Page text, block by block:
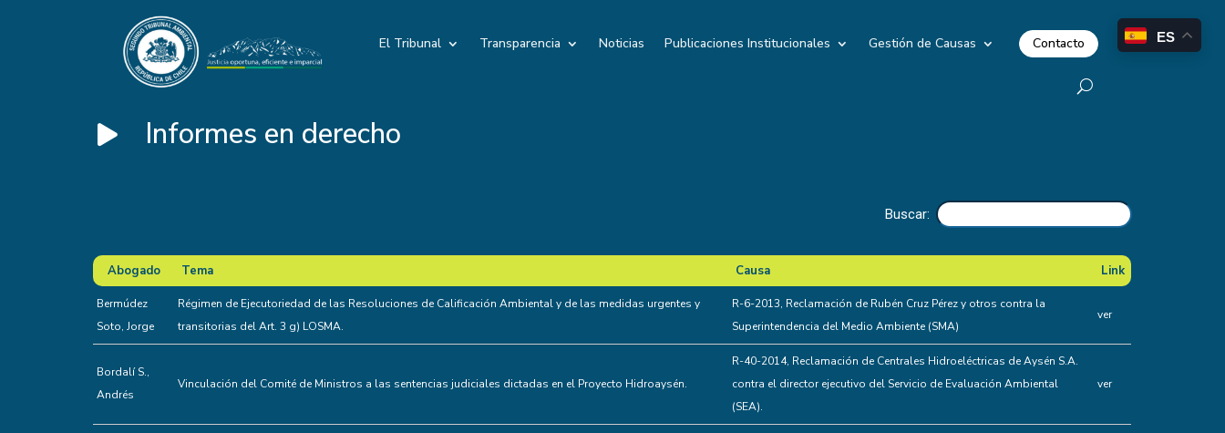
El Tribunal Transparencia Noticias Publicaciones Institucionales Gestión de Causas Contacto
Informes en derecho
Buscar:
Abogado Tema Causa
Link
Abogado
Tema Causa
Bermúdez
Soto, Jorge
Régimen de Ejecutoriedad de las Resoluciones de Calificación Ambiental y de las medidas urgentes y
transitorias del Art. 3 g) LOSMA.
R-6-2013, Reclamación de Rubén Cruz Pérez y otros contra la
Superintendencia del Medio Ambiente (SMA)
ver
Bordalí S.,
Andrés
Vinculación del Comité de Ministros a las sentencias judiciales dictadas en el Proyecto Hidroaysén.
R-40-2014, Reclamación de Centrales Hidroeléctricas de Aysén S.A.
contra el director ejecutivo del Servicio de Evaluación Ambiental
(SEA).
ver
ES